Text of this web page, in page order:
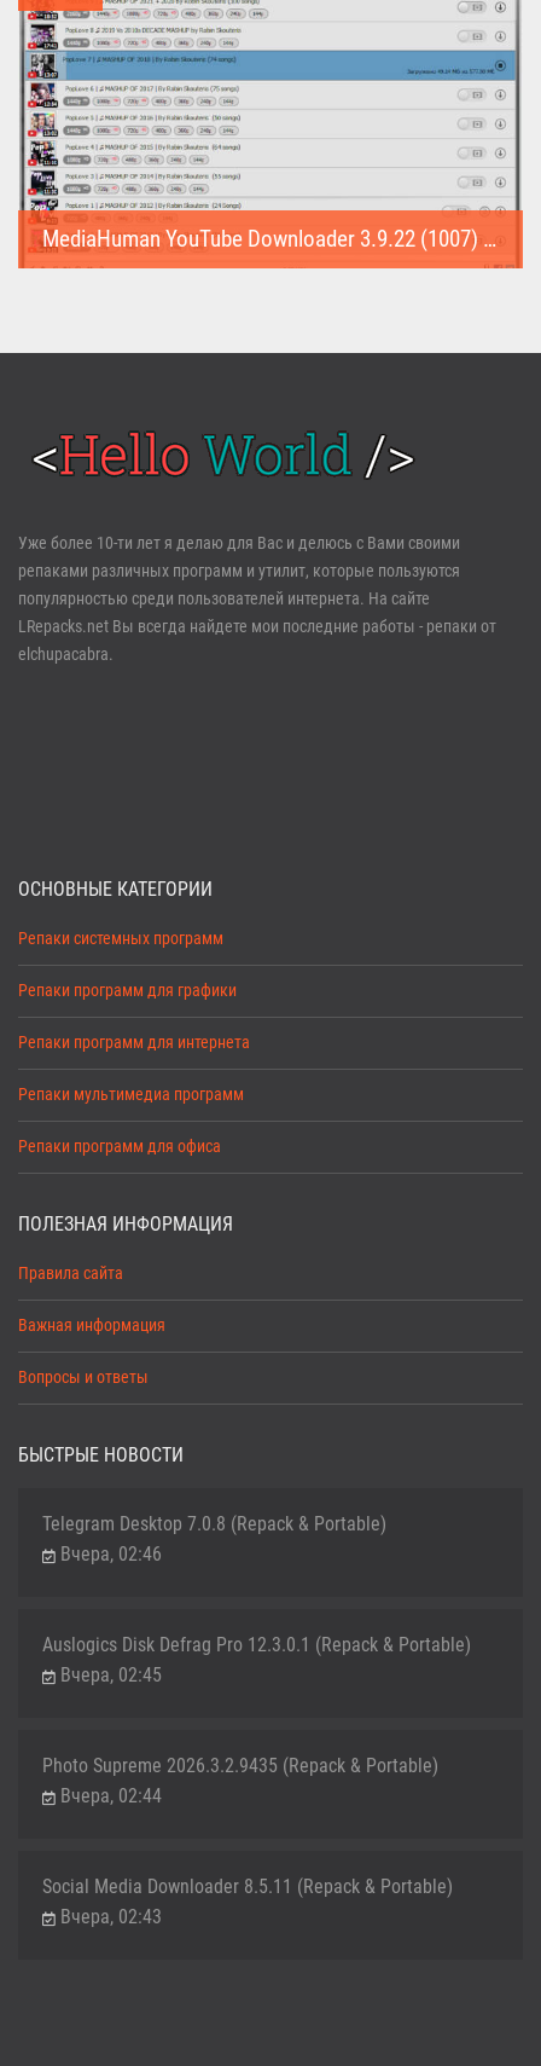
MediaHuman YouTube Downloader 3.9.22 (1007) (Repack & Portable)
Войти
Регистрация
Забыли пароль?
Уже более 10-ти лет я делаю для Вас и делюсь с Вами своими
репаками различных программ и утилит, которые пользуются
популярностью среди пользователей интернета. На сайте
LRepacks.net Вы всегда найдете мои последние работы - репаки от
elchupacabra.
ОСНОВНЫЕ КАТЕГОРИИ
Репаки системных программ
Репаки программ для графики
Репаки программ для интернета
Репаки мультимедиа программ
Репаки программ для офиса
ПОЛЕЗНАЯ ИНФОРМАЦИЯ
Правила сайта
Важная информация
Вопросы и ответы
БЫСТРЫЕ НОВОСТИ
Telegram Desktop 7.0.8 (Repack & Portable)
Вчера, 02:46
Auslogics Disk Defrag Pro 12.3.0.1 (Repack & Portable)
Вчера, 02:45
Photo Supreme 2026.3.2.9435 (Repack & Portable)
Вчера, 02:44
Social Media Downloader 8.5.11 (Repack & Portable)
Вчера, 02:43